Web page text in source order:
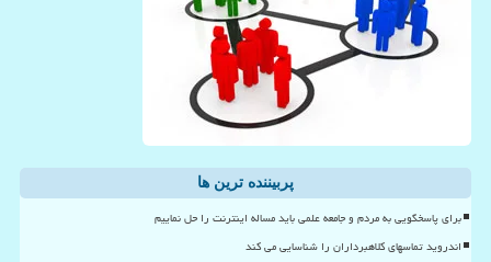
پربیننده ترین ها
برای پاسخگویی به مردم و جامعه علمی باید مساله اینترنت را حل نماییم
اندروید تماسهای کلاهبرداران را شناسایی می کند